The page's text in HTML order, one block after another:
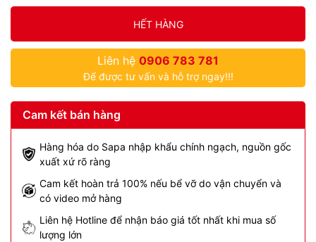
HẾT HÀNG
Liên hệ 0906 783 781
Để được tư vấn và hỗ trợ ngay!!!
Cam kết bán hàng
Hàng hóa do Sapa nhập khẩu chính ngạch, nguồn gốc
xuất xứ rõ ràng
Cam kết hoàn trả 100% nếu bể vỡ do vận chuyển và
có video mở hàng
Liên hệ Hotline để nhận báo giá tốt nhất khi mua số
lượng lớn